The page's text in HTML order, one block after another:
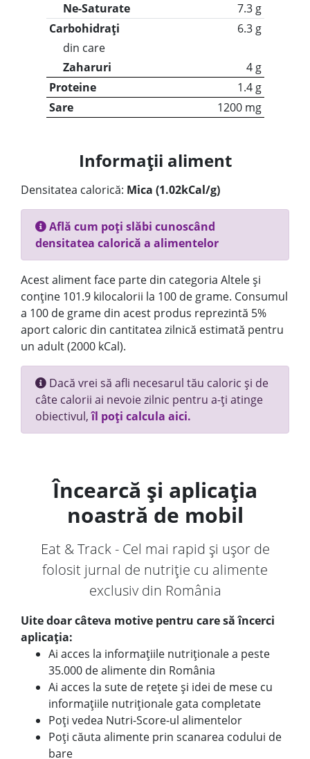
Ne-Saturate
7.3 g
Carbohidrați
6.3 g
din care
Zaharuri
4 g
Proteine
1.4 g
Sare
1200 mg
Informații aliment
Densitatea calorică: Mica (1.02kCal/g)
Află cum poți slăbi cunoscând
densitatea calorică a alimentelor
Acest aliment face parte din categoria Altele și
conține 101.9 kilocalorii la 100 de grame. Consumul
a 100 de grame din acest produs reprezintă 5%
aport caloric din cantitatea zilnică estimată pentru
un adult (2000 kCal).
Dacă vrei să afli necesarul tău caloric și de
câte calorii ai nevoie zilnic pentru a-ți atinge
obiectivul,îl poți calcula aici.
Încearcă și aplicația
noastră de mobil
Eat & Track - Cel mai rapid și ușor de
folosit jurnal de nutriție cu alimente
exclusiv din România
Uite doar câteva motive pentru care să încerci
aplicația:
Ai acces la informațiile nutriționale a peste
35.000 de alimente din România
Ai acces la sute de rețete și idei de mese cu
informațiile nutriționale gata completate
Poți vedea Nutri-Score-ul alimentelor
Poți căuta alimente prin scanarea codului de
bare